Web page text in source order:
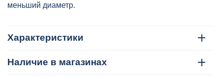
меньший диаметр.
Характеристики
Наличие в магазинах